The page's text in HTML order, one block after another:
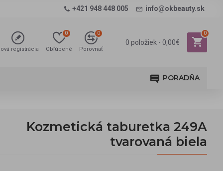
+421 948 448 005 info@okbeauty.sk
registrácia Obľúbené
0
Porovnať
0
0 položiek - 0,00€
0
PORADŇA
Kozmetická taburetka 249A
tvarovaná biela